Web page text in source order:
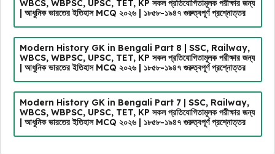
WBCS, WBPSC, UPSC, TET, KP সকল প্রতিযোগিতামূলক পরীক্ষার জন্য
| আধুনিক ভারতের ইতিহাস MCQ ২০২৬ | ১৮৫৮-১৯৪৭ গুরুত্বপূর্ণ প্রশ্নোত্তর
Modern History GK in Bengali Part 8 | SSC, Railway,
WBCS, WBPSC, UPSC, TET, KP সকল প্রতিযোগিতামূলক পরীক্ষার জন্য
| আধুনিক ভারতের ইতিহাস MCQ ২০২৬ | ১৮৫৮-১৯৪৭ গুরুত্বপূর্ণ প্রশ্নোত্তর
Modern History GK in Bengali Part 7 | SSC, Railway,
WBCS, WBPSC, UPSC, TET, KP সকল প্রতিযোগিতামূলক পরীক্ষার জন্য
| আধুনিক ভারতের ইতিহাস MCQ ২০২৬ | ১৮৫৮-১৯৪৭ গুরুত্বপূর্ণ প্রশ্নোত্তর